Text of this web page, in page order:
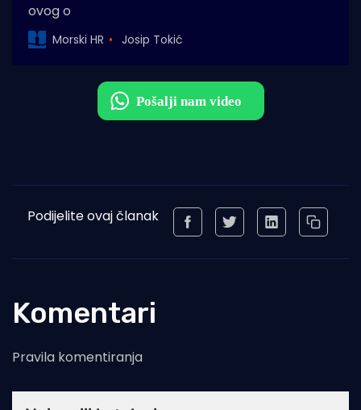
ovog o
Morski HR Josip Tokić
Podijelite ovaj članak
Komentari
Pravila komentiranja